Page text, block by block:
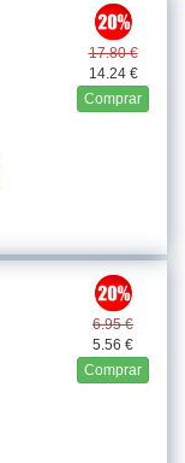
17.80 €
14.24 €
Comprar
6.95 €
5.56 €
Comprar